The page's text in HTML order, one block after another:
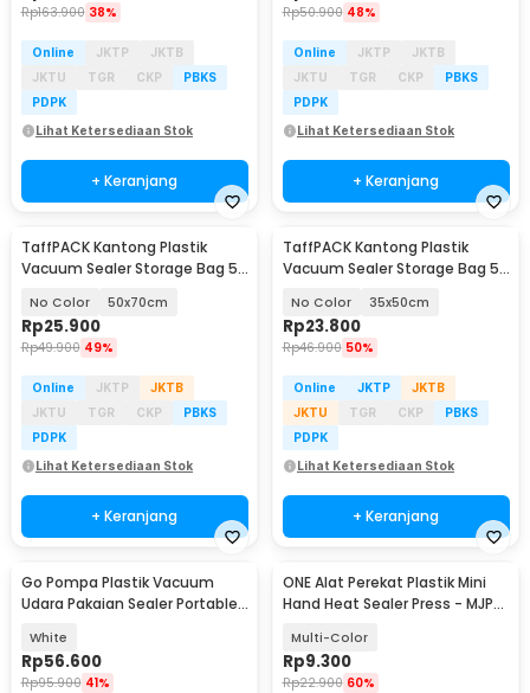
Rp163.900 38%
Online JKTP
JKTB
JKTU
TGR CKP
PBKS
PDPK
Lihat Ketersediaan Stok
+ Keranjang
Rp50.900 48%
Online JKTP
JKTB
JKTU
TGR CKP
PBKS
PDPK
Lihat Ketersediaan Stok
+ Keranjang
TaffPACK Kantong Plastik
Vacuum Sealer Storage Bag 5
No Color 50x70cm
Rp25.900
Rp49.900 49%
Online JKTP
JKTB
JKTU
TGR CKP
PBKS
PDPK
Lihat Ketersediaan Stok
+ Keranjang
TaffPACK Kantong Plastik
Vacuum Sealer Storage Bag 5
No Color 35x50cm
Rp23.800
Rp46.900 50%
Online JKTP
JKTB
JKTU
TGR CKP
PBKS
PDPK
Lihat Ketersediaan Stok
+ Keranjang
Akan Datang
Go Pompa Plastik Vacuum
Udara Pakaian Sealer Portable
White
Rp56.600
Rp95.900 41%
ONE Alat Perekat Plastik Mini
Hand Heat Sealer Press - MJP-
Multi-Color
Rp9.300
Rp22.900 60%